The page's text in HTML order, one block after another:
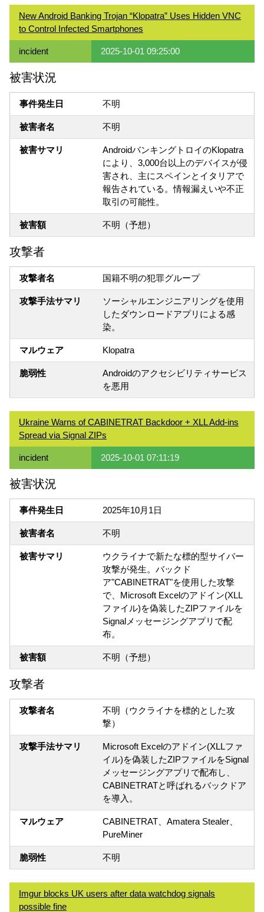
New Android Banking Trojan “Klopatra” Uses Hidden VNC
to Control Infected Smartphones
incident 2025-10-01 09:25:00
被害状況
事件発生日 不明
被害者名 不明
被害サマリ
AndroidバンキングトロイのKlopatra
により、3,000台以上のデバイスが侵
害され、主にスペインとイタリアで
報告されている。情報漏えいや不正
取引の可能性。
被害額 不明（予想）
攻撃者
攻撃者名 国籍不明の犯罪グループ
攻撃手法サマリ
ソーシャルエンジニアリングを使用
したダウンロードアプリによる感
染。
マルウェア Klopatra
脆弱性
Androidのアクセシビリティサービス
を悪用
Ukraine Warns of CABINETRAT Backdoor + XLL Add-ins
Spread via Signal ZIPs
incident 2025-10-01 07:11:19
被害状況
事件発生日 2025年10月1日
被害者名 不明
被害サマリ
ウクライナで新たな標的型サイバー
攻撃が発生。バックド
ア"CABINETRAT"を使用した攻撃
で、Microsoft Excelのアドイン(XLL
ファイル)を偽装したZIPファイルを
Signalメッセージングアプリで配
布。
被害額 不明（予想）
攻撃者
攻撃者名
不明（ウクライナを標的とした攻
撃）
攻撃手法サマリ
Microsoft Excelのアドイン(XLLファ
イル)を偽装したZIPファイルをSignal
メッセージングアプリで配布し、
CABINETRATと呼ばれるバックドア
を導入。
マルウェア
CABINETRAT、Amatera Stealer、
PureMiner
脆弱性 不明
Imgur blocks UK users after data watchdog signals
possible fine